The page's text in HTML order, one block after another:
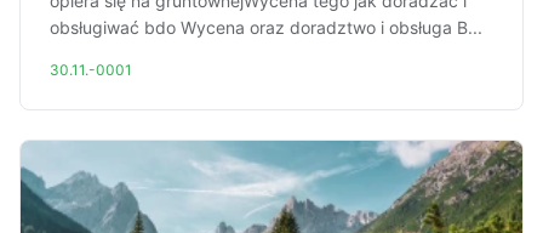
obsługiwać bdo Wycena oraz doradztwo i obsługa B...
30.11.-0001